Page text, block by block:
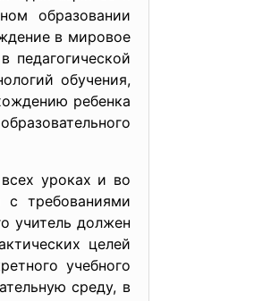
образовании
в мировое
педагогической
обучения,
ребенка
уроках и во
требованиями
учитель должен
целей
учебного
среду, в